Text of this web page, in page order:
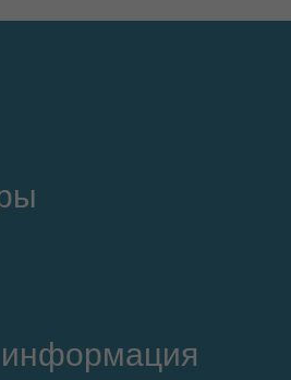
информация